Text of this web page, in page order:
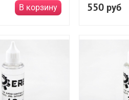
В корзину 550 руб